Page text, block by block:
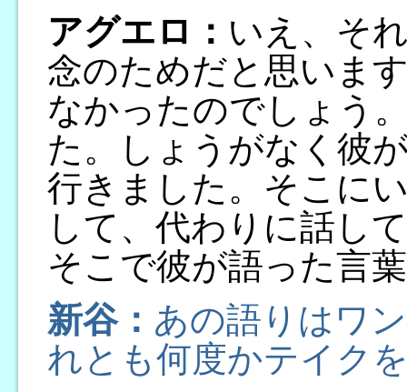
アグエロ： いえ、そ
念のためだと思いま
なかったのでしょう
た。しょうがなく彼
行きました。そこに
して、代わりに話し
そこで彼が語った言
新谷： あの語りはワ
れとも何度かテイク